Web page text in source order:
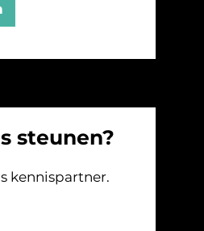
steunen?
kennispartner.